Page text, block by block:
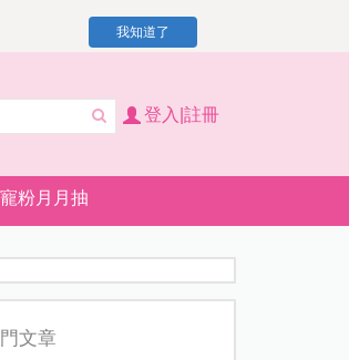
我知道了
登入|註冊
寵粉月月抽
文章